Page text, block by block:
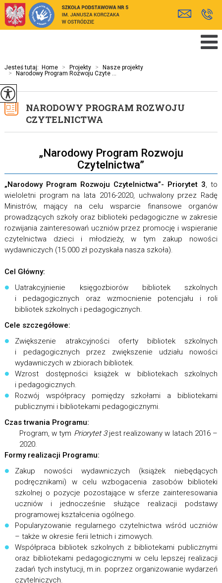
Jesteś tutaj: Home > Projekty >
Nasze projekty
>
Narodowy Program Rozwoju Czyte ...
NARODOWY PROGRAM ROZWOJU
CZYTELNICTWA
„Narodowy Program Rozwoju
Czytelnictwa”
„Narodowy Program Rozwoju Czytelnictwa”- Priorytet 3, to
wieloletni program na lata 2016-2020, uchwalony przez Radę
Ministrów, mający na celu wsparcie finansowe organów
prowadzących szkoły oraz biblioteki pedagogiczne w zakresie
rozwijania zainteresowań uczniów przez promocję i wspieranie
czytelnictwa dzieci i młodzieży, w tym zakup nowości
wydawniczych (15.000 zł pozyskała nasza szkoła).
Cel Główny:
Uatrakcyjnienie księgozbiorów bibliotek szkolnych
i pedagogicznych oraz wzmocnienie potencjału i roli
bibliotek szkolnych i pedagogicznych.
Cele szczegółowe:
Zwiększenie atrakcyjności oferty bibliotek szkolnych
i pedagogicznych przez zwiększenie udziału nowości
wydawniczych w zbiorach bibliotek.
Wzrost dostępności książek w bibliotekach szkolnych
i pedagogicznych.
Rozwój współpracy pomiędzy szkołami a bibliotekami
publicznymi i bibliotekami pedagogicznymi.
Czas trwania Programu:
Program, w tym Priorytet 3jest realizowany w latach 2016 –
2020.
Formy realizacji Programu:
Zakup nowości wydawniczych (książek niebędących
podręcznikami) w celu wzbogacenia zasobów biblioteki
szkolnej o pozycje pozostające w sferze zainteresowania
uczniów i jednocześnie służące realizacji podstawy
programowej kształcenia ogólnego.
Popularyzowanie regularnego czytelnictwa wśród uczniów
– także w okresie ferii letnich i zimowych.
Współpraca bibliotek szkolnych z bibliotekami publicznymi
oraz bibliotekami pedagogicznymi w celu lepszej realizacji
zadań tych instytucji, m.in. poprzez organizowanie wydarzeń
czytelniczych.